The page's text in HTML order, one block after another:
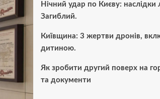
Нічний удар по Києву: наслідки
Загиблий.
Київщина: 3 жертви дронів,
дитиною.
Як зробити другий поверх на
та документи